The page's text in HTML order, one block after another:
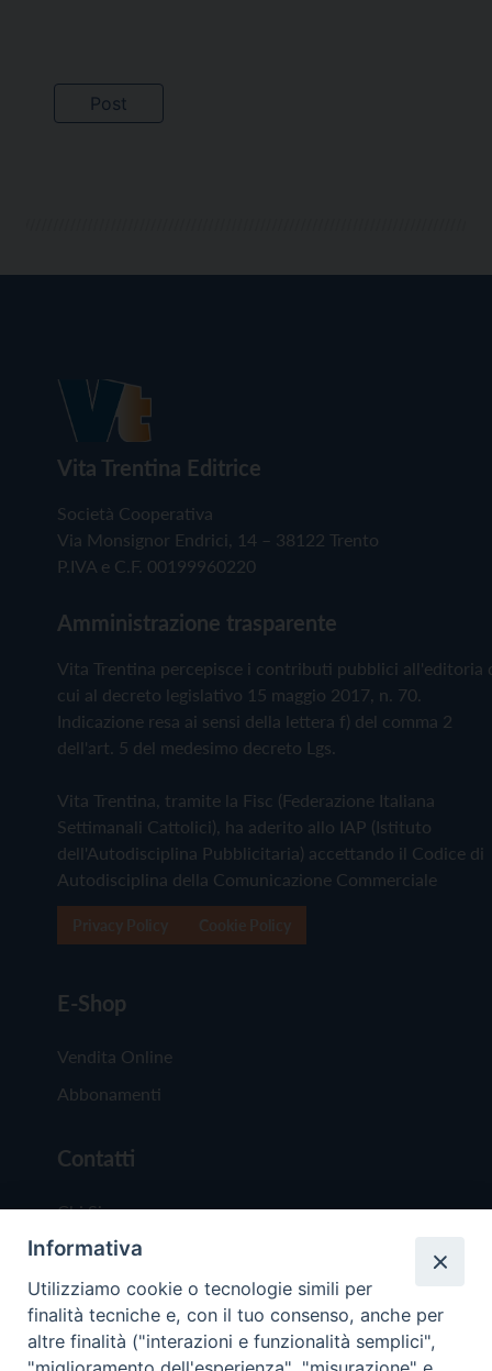
Vita Trentina Editrice
Società Cooperativa
Via Monsignor Endrici, 14 – 38122 Trento
P.IVA e C.F. 00199960220
Amministrazione trasparente
Vita Trentina percepisce i contributi pubblici all'editoria
cui al decreto legislativo 15 maggio 2017, n. 70.
Indicazione resa ai sensi della lettera f) del comma 2
dell'art. 5 del medesimo decreto Lgs.
Vita Trentina, tramite la Fisc (Federazione Italiana
Settimanali Cattolici), ha aderito allo IAP (Istituto
dell'Autodisciplina Pubblicitaria) accettando il Codice di
Autodisciplina della Comunicazione Commerciale
E-Shop
Vendita Online
Abbonamenti
Contatti
Chi Siamo
Redazione
Scrivici
Informativa
Utilizziamo cookie o tecnologie simili per
finalità tecniche e, con il tuo consenso, anche per
altre finalità ("interazioni e funzionalità semplici",